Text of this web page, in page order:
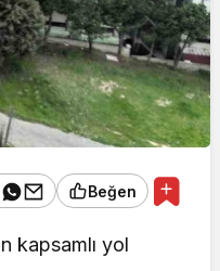
Beğen
kapsamlı yol